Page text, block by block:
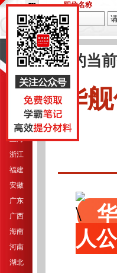
职位名称
导航
江苏
上海
浙江
福建
安徽
广东
广西
海南
河南
湖北
您的当
华
人